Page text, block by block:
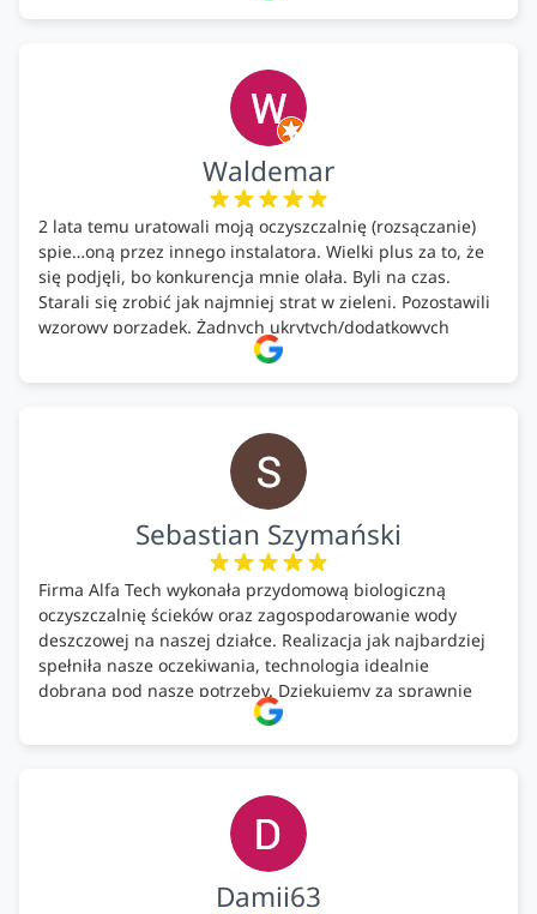
ustaleniami. Z czystym sumieniem polecamy Alfa Tech
ekologicznych rozwiązań!🍀
Waldemar
2 lata temu uratowali moją oczyszczalnię (rozsączanie)
spie…oną przez innego instalatora. Wielki plus za to, że
się podjęli, bo konkurencja mnie olała. Byli na czas.
Starali się zrobić jak najmniej strat w zieleni. Pozostawili
wzorowy porządek. Żadnych ukrytych/dodatkowych
kosztów. Zaskoczenie. Kontakt bardzo OK. Obsługa
pomontażowa również OK. A ich środki do oczyszczalni –
Sebastian Szymański
Firma Alfa Tech wykonała przydomową biologiczną
oczyszczalnię ścieków oraz zagospodarowanie wody
deszczowej na naszej działce. Realizacja jak najbardziej
spełniła nasze oczekiwania, technologia idealnie
dobrana pod nasze potrzeby. Dziękujemy za sprawnie
wykonany montaż w świetnej atmosferze! Polecam!
Damii63